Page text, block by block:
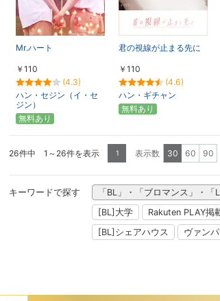
Mr.ハート
￥110
(4.3)
ハン・セジン（イ・セ
ジン）
無料あり
君の視線が止まる先に
￥110
(4.6)
ハン・ギチャン
無料あり
26件中 1～26件を表示 1 表示数 30 60 90
キーワードで探す 「BL」・「ブロマンス」・
[BL]大学
Rakuten PLAY掲
[BL]シェアハウス
ヴァン